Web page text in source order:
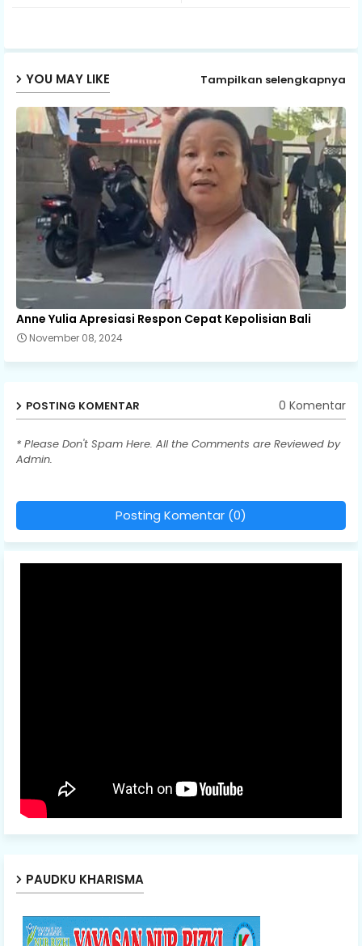
YOU MAY LIKE Tampilkan selengkapnya
Anne Yulia Apresiasi Respon Cepat Kepolisian Bali
November 08, 2024
POSTING KOMENTAR 0 Komentar
* Please Don't Spam Here. All the Comments are Reviewed by
Admin.
Posting Komentar (0)
PAUDKU KHARISMA